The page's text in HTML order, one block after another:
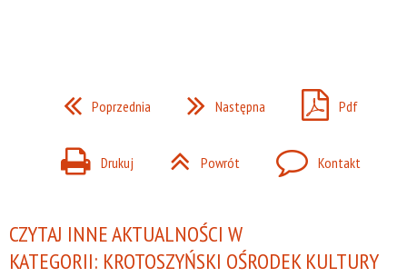
Poprzednia Następna Pdf
Drukuj Powrót Kontakt
CZYTAJ INNE AKTUALNOŚCI W
KATEGORII: KROTOSZYŃSKI OŚRODEK KULTURY